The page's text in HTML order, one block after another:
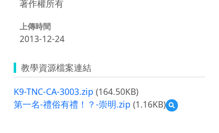
著作權所有
上傳時間
2013-12-24
教學資源檔案連結
K9-TNC-CA-3003.zip (164.50KB)
第一名-禮俗有禮！？-崇明.zip (1.16KB)
預
覽